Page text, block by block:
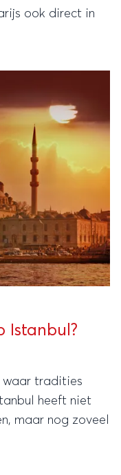
ook direct in
Istanbul?
waar tradities
heeft niet
maar nog zoveel